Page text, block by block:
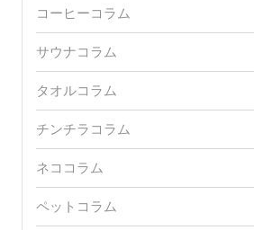
コーヒーコラム
サウナコラム
タオルコラム
チンチラコラム
ネココラム
ペットコラム